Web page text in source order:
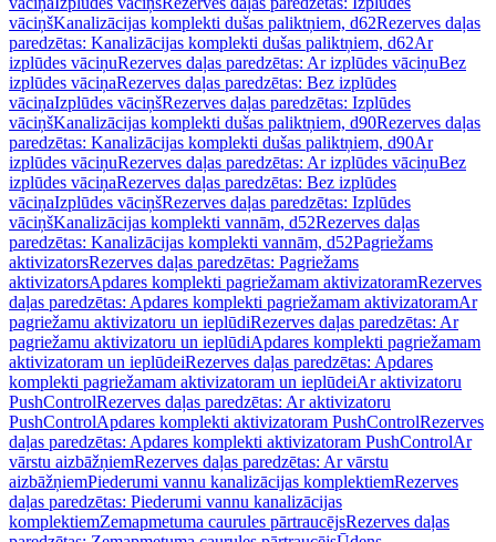
vāciņšKanalizācijas komplekti dušas paliktņiem, d62Rezerves daļas
paredzētas: Kanalizācijas komplekti dušas paliktņiem, d62Ar
izplūdes vāciņuRezerves daļas paredzētas: Ar izplūdes vāciņuBez
izplūdes vāciņaRezerves daļas paredzētas: Bez izplūdes
vāciņaIzplūdes vāciņšRezerves daļas paredzētas: Izplūdes
vāciņšKanalizācijas komplekti dušas paliktņiem, d90Rezerves daļas
paredzētas: Kanalizācijas komplekti dušas paliktņiem, d90Ar
izplūdes vāciņuRezerves daļas paredzētas: Ar izplūdes vāciņuBez
izplūdes vāciņaRezerves daļas paredzētas: Bez izplūdes
vāciņaIzplūdes vāciņšRezerves daļas paredzētas: Izplūdes
vāciņšKanalizācijas komplekti vannām, d52Rezerves daļas
paredzētas: Kanalizācijas komplekti vannām, d52Pagriežams
aktivizatorsRezerves daļas paredzētas: Pagriežams
aktivizatorsApdares komplekti pagriežamam aktivizatoramRezerves
daļas paredzētas: Apdares komplekti pagriežamam aktivizatoramAr
pagriežamu aktivizatoru un ieplūdiRezerves daļas paredzētas: Ar
pagriežamu aktivizatoru un ieplūdiApdares komplekti pagriežamam
aktivizatoram un ieplūdeiRezerves daļas paredzētas: Apdares
komplekti pagriežamam aktivizatoram un ieplūdeiAr aktivizatoru
PushControlRezerves daļas paredzētas: Ar aktivizatoru
PushControlApdares komplekti aktivizatoram PushControlRezerves
daļas paredzētas: Apdares komplekti aktivizatoram PushControlAr
vārstu aizbāžņiemRezerves daļas paredzētas: Ar vārstu
aizbāžņiemPiederumi vannu kanalizācijas komplektiemRezerves
daļas paredzētas: Piederumi vannu kanalizācijas
komplektiemZemapmetuma caurules pārtraucējsRezerves daļas